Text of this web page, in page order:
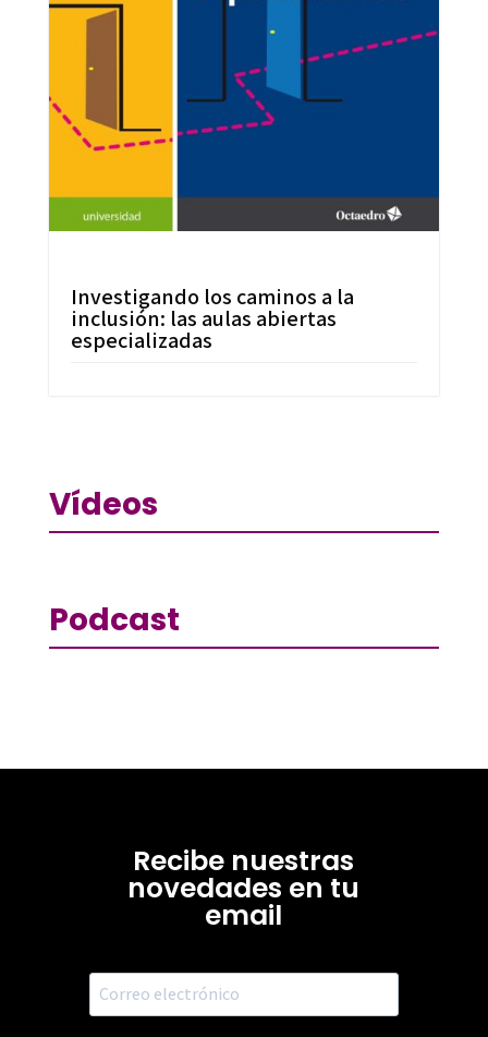
Investigando los caminos a la
inclusión: las aulas abiertas
especializadas
Vídeos
Podcast
Recibe nuestras
novedades en tu
email